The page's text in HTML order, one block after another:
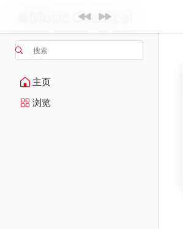
搜索
主页
浏览